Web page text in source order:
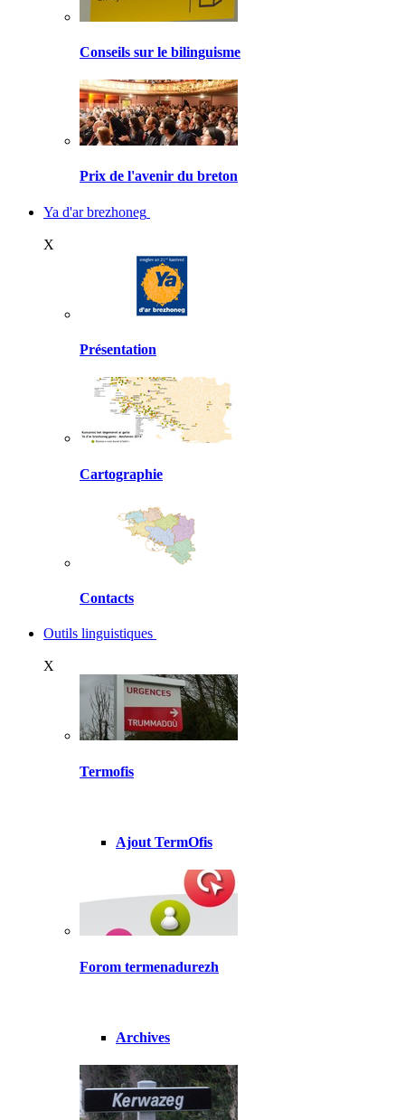
Conseils sur le bilinguisme
Prix de l'avenir du breton
Ya d'ar brezhoneg
X
Présentation
Cartographie
Contacts
Outils linguistiques
X
Termofis
Ajout TermOfis
Forom termenadurezh
Archives